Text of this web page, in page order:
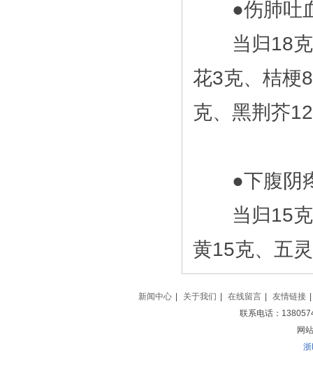
●伤肺吐
当归18克
花3克、桔梗
克、黑荆芥
●下腹阴
当归15克
黄15克、五
新闻中心 关于我们 在线留言 友情链接
联系电话：
网